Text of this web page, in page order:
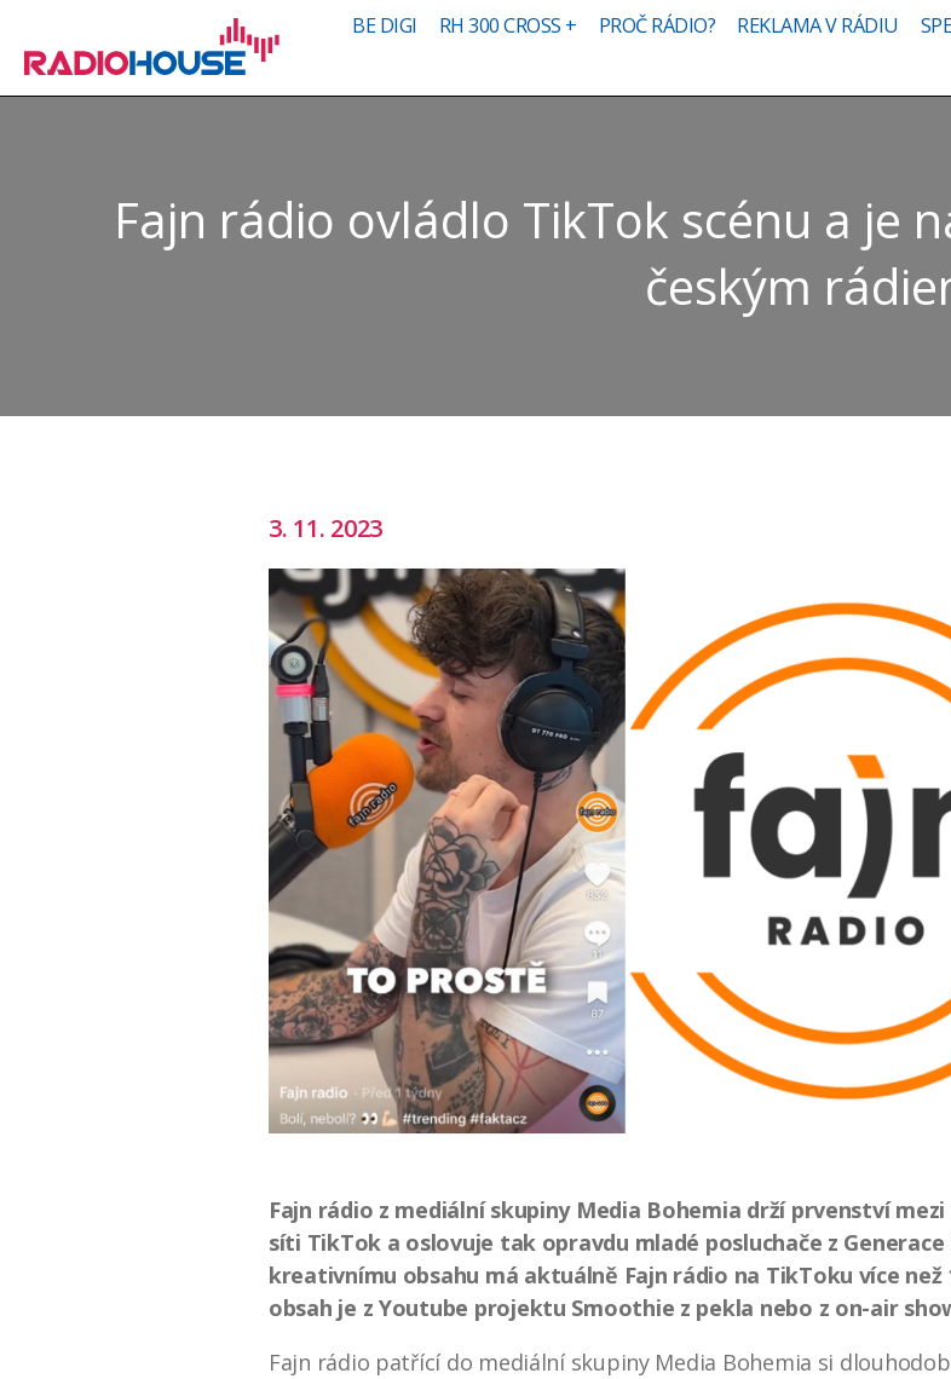
BE DIGI RH 300 CROSS + PROČ RÁDIO? REKLAMA V RÁDIU
Fajn rádio ovládlo TikTok scénu a je
českým
3. 11. 2023
Fajn rádio z mediální skupiny Media Bohemia drží prvenství
síti TikTok a oslovuje tak opravdu mladé posluchače z
kreativnímu obsahu má aktuálně Fajn rádio na TikToku více než
obsah je z Youtube projektu Smoothie z pekla nebo z on-air
Fajn rádio patřící do mediální skupiny Media Bohemia si